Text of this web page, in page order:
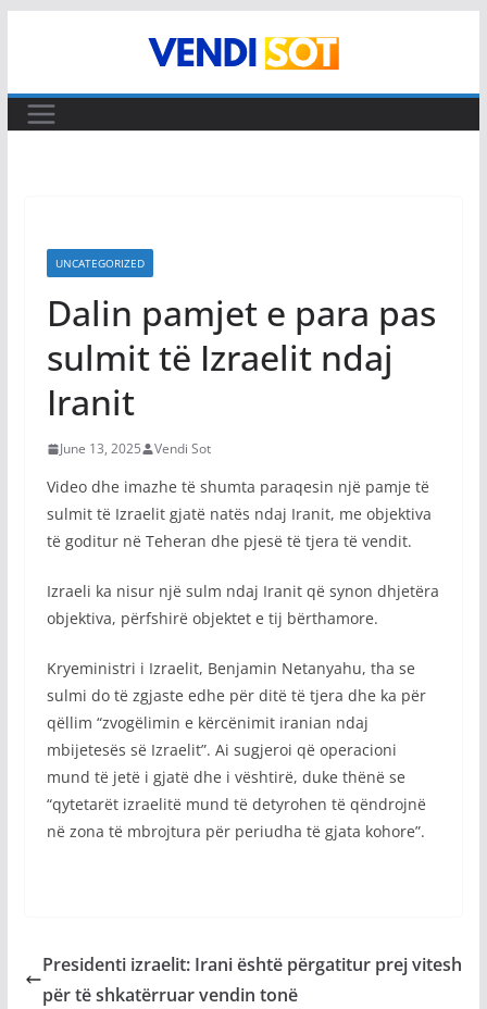
UNCATEGORIZED
Dalin pamjet e para pas
sulmit të Izraelit ndaj
Iranit
June 13, 2025 Vendi Sot
Video dhe imazhe të shumta paraqesin një pamje të
sulmit të Izraelit gjatë natës ndaj Iranit, me objektiva
të goditur në Teheran dhe pjesë të tjera të vendit.
Izraeli ka nisur një sulm ndaj Iranit që synon dhjetëra
objektiva, përfshirë objektet e tij bërthamore.
Kryeministri i Izraelit, Benjamin Netanyahu, tha se
sulmi do të zgjaste edhe për ditë të tjera dhe ka për
qëllim “zvogëlimin e kërcënimit iranian ndaj
mbijetesës së Izraelit”. Ai sugjeroi që operacioni
mund të jetë i gjatë dhe i vështirë, duke thënë se
“qytetarët izraelitë mund të detyrohen të qëndrojnë
në zona të mbrojtura për periudha të gjata kohore”.
Presidenti izraelit: Irani është përgatitur prej vitesh
për të shkatërruar vendin tonë